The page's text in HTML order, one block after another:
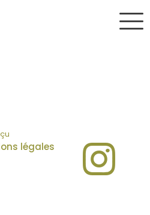
légales